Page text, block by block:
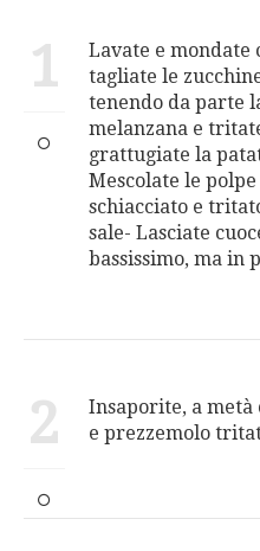
1
Lavate e mondate
tagliate le
tenendo da parte
melanzana e
grattugiate la
Mescolate le
schiacciato e
sale- Lasciate
bassissimo, ma in
2
Insaporite, a metà
e prezzemolo